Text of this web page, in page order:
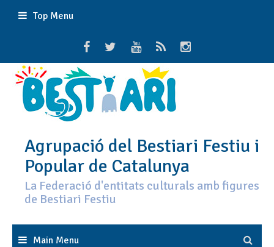
Top Menu
Agrupació del Bestiari Festiu i
Popular de Catalunya
La Federació d'entitats culturals amb figures
de Bestiari Festiu
Main Menu